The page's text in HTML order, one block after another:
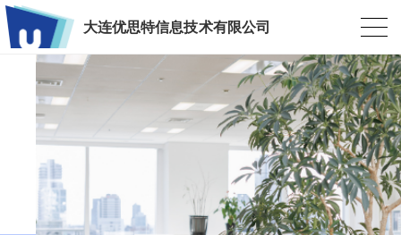
大连优思特信息技术有限公司